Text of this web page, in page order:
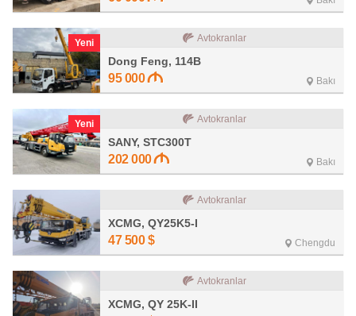
Yeni Avtokranlar
Dong Feng, 114B
95 000 Bakı
Yeni Avtokranlar
SANY, STC300T
202 000 Bakı
Avtokranlar
XCMG, QY25K5-I
47 500 $ Chengdu
Avtokranlar
XCMG, QY 25K-II